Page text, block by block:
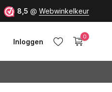
8,5 @ Webwinkelkeur
Inloggen
0